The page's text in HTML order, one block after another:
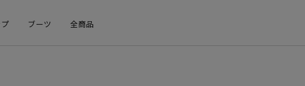
ブーツ 全商品